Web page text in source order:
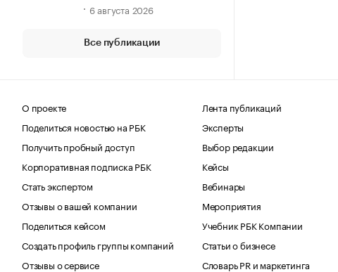
6 августа 2026
Все публикации
О проекте
Поделиться новостью на РБК
Получить пробный доступ
Корпоративная подписка РБК
Стать экспертом
Отзывы о вашей компании
Поделиться кейсом
Создать профиль группы компаний
Отзывы о сервисе
Лента публикаций
Эксперты
Выбор редакции
Кейсы
Вебинары
Мероприятия
Учебник РБК Компании
Статьи о бизнесе
Словарь PR и маркетинга